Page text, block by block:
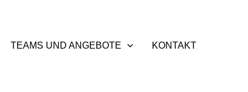
TEAMS UND ANGEBOTE KONTAKT